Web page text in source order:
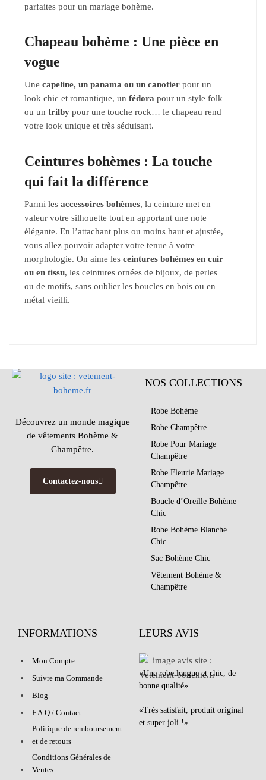
parfaites pour un mariage bohème.
Chapeau bohème : Une pièce en
vogue
Une capeline, un panama ou un canotier pour un
look chic et romantique, un fédora pour un style folk
ou un trilby pour une touche rock… le chapeau rend
votre look unique et très séduisant.
Ceintures bohèmes : La touche
qui fait la différence
Parmi les accessoires bohèmes, la ceinture met en
valeur votre silhouette tout en apportant une note
élégante. En l’attachant plus ou moins haut et ajustée,
vous allez pouvoir adapter votre tenue à votre
morphologie. On aime les ceintures bohèmes en cuir
ou en tissu, les ceintures ornées de bijoux, de perles
ou de motifs, sans oublier les boucles en bois ou en
métal vieilli.
Découvrez un monde magique
de vêtements Bohème &
Champêtre.
Contactez-nous
NOS COLLECTIONS
Robe Bohème
Robe Champêtre
Robe Pour Mariage
Champêtre
Robe Fleurie Mariage
Champêtre
Boucle d’Oreille Bohème
Chic
Robe Bohème Blanche
Chic
Sac Bohème Chic
Vêtement Bohème &
Champêtre
INFORMATIONS
Mon Compte
Suivre ma Commande
Blog
F.A.Q / Contact
Politique de remboursement
et de retours
Conditions Générales de
Ventes
LEURS AVIS
«Une robe longue et chic, de
bonne qualité»
«Très satisfait, produit original
et super joli !»